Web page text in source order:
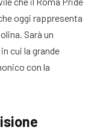
oggi rappresenta
. Sarà un
cui la grande
con la